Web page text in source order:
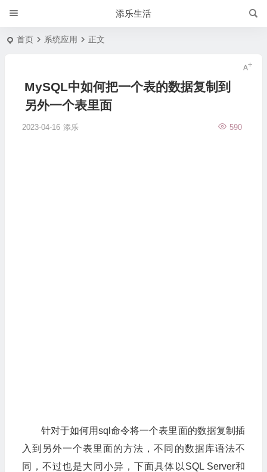
添乐生活
首页 系统应用 正文
MySQL中如何把一个表的数据复制到
另外一个表里面
2023-04-16 添乐 590
针对于如何用sql命令将一个表里面的数据复制插
入到另外一个表里面的方法，不同的数据库语法不
同，不过也是大同小异，下面具体以SQL Server和